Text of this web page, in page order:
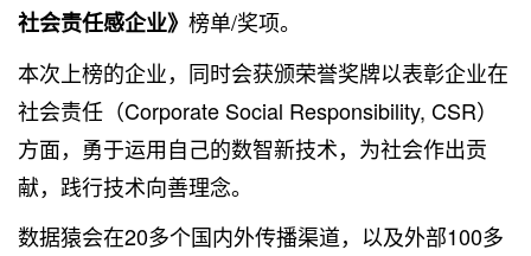
社会责任感企业》 榜单/奖项。
本次上榜的企业，同时会获颁荣誉奖牌以表彰企业在
社会责任（Corporate Social Responsibility, CSR）
方面，勇于运用自己的数智新技术，为社会作出贡
献，践行技术向善理念。
数据猿会在20多个国内外传播渠道，以及外部100多